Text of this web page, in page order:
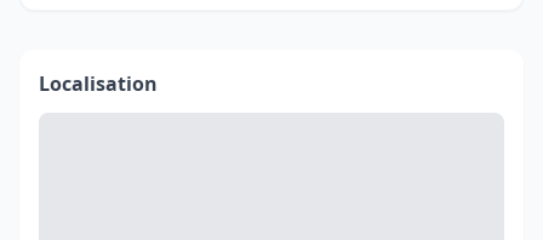
Localisation